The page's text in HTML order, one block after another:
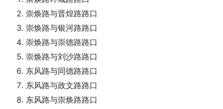
崇焕路与晋煌路路口
崇焕路与银河路路口
崇焕路与崇德路路口
崇焕路与刘沙路路口
东风路与同德路路口
东风路与政文路路口
东风路与崇焕路路口